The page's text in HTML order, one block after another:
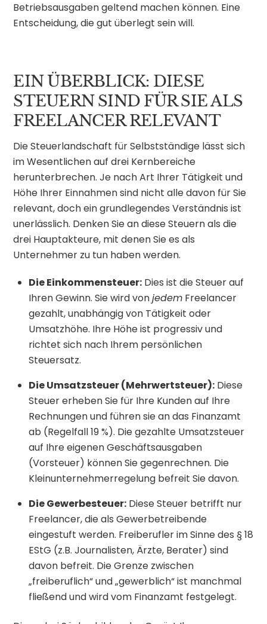
Betriebsausgaben geltend machen können. Eine
Entscheidung, die gut überlegt sein will.
EIN ÜBERBLICK: DIESE
STEUERN SIND FÜR SIE ALS
FREELANCER RELEVANT
Die Steuerlandschaft für Selbstständige lässt sich
im Wesentlichen auf drei Kernbereiche
herunterbrechen. Je nach Art Ihrer Tätigkeit und
Höhe Ihrer Einnahmen sind nicht alle davon für Sie
relevant, doch ein grundlegendes Verständnis ist
unerlässlich. Denken Sie an diese Steuern als die
drei Hauptakteure, mit denen Sie es als
Unternehmer zu tun haben werden.
Die Einkommensteuer: Dies ist die Steuer auf
Ihren Gewinn. Sie wird vonjedem Freelancer
gezahlt, unabhängig von Tätigkeit oder
Umsatzhöhe. Ihre Höhe ist progressiv und
richtet sich nach Ihrem persönlichen
Steuersatz.
Die Umsatzsteuer (Mehrwertsteuer): Diese
Steuer erheben Sie für Ihre Kunden auf Ihre
Rechnungen und führen sie an das Finanzamt
ab (Regelfall 19 %). Die gezahlte Umsatzsteuer
auf Ihre eigenen Geschäftsausgaben
(Vorsteuer) können Sie gegenrechnen. Die
Kleinunternehmerregelung befreit Sie davon.
Die Gewerbesteuer: Diese Steuer betrifft nur
Freelancer, die als Gewerbetreibende
eingestuft werden. Freiberufler im Sinne des § 18
EStG (z.B. Journalisten, Ärzte, Berater) sind
davon befreit. Die Grenze zwischen
„freiberuflich“ und „gewerblich“ ist manchmal
fließend und wird vom Finanzamt festgelegt.